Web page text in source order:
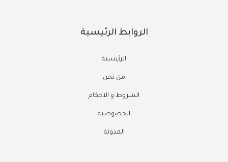
الروابط الرئيسية
الرئيسية
من نحن
الشروط و الاحكام
الخصوصية
المدونة